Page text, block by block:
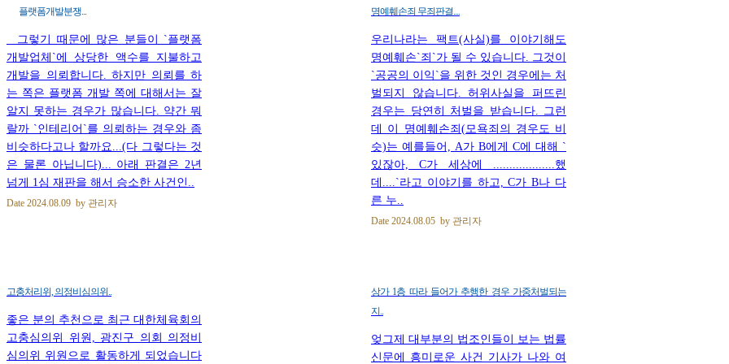
플랫폼개발분쟁...
그렇기 때문에 많은 분들이 `플랫폼
개발업체`에 상당한 액수를 지불하고
개발을 의뢰합니다. 하지만 의뢰를 하
는 쪽은 플랫폼 개발 쪽에 대해서는 잘
알지 못하는 경우가 많습니다. 약간 뭐
랄까 `인테리어`를 의뢰하는 경우와 좀
비슷하다고나 할까요...(다 그렇다는 것
은 물론 아닙니다)... 아래 판결은 2년
넘게 1심 재판을 해서 승소한 사건인..
Date 2024.08.09 by 관리자
명예훼손죄 무죄판결....
우리나라는 팩트(사실)를 이야기해도
명예훼손`죄`가 될 수 있습니다. 그것이
`공공의 이익`을 위한 것인 경우에는 처
벌되지 않습니다. 허위사실을 퍼뜨린
경우는 당연히 처벌을 받습니다. 그런
데 이 명예훼손죄(모욕죄의 경우도 비
슷)는 예를들어, A가 B에게 C에 대해 `
있잖아, C가 세상에 ...................했
데....`라고 이야기를 하고, C가 B나 다
른 누..
Date 2024.08.05 by 관리자
고충처리위, 의정비심의위..
좋은 분의 추천으로 최근 대한체육회의
고충심의위 위원, 광진구 의회 의정비
심의위 위원으로 활동하게 되었습니다
상가 1층 따라 들어가 추행한 경우 가중처벌되는
지..
엊그제 대부분의 법조인들이 보는 법률
신문에 흥미로운 사건 기사가 나와 여